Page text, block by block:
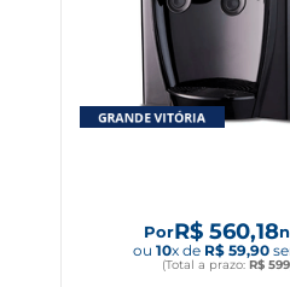
PorR$ 560,18
ou 10x de R$ 59,90
(Total a prazo:R$ 599